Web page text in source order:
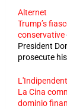
Alternet
Trump’s
conservative
President
prosecute
La Cina
dominio